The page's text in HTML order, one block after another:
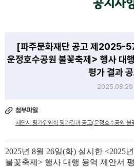
공지사
[파주문화재단 공고 제2025-
운정호수공원 불꽃축제> 행사 대
평가 결과
2025.08.29
첨부파일
제안서 평가위원회 평가결과 공고(운정호수공원
2025년 8월 26일(화) 실시한 <2025
불꽃축제> 행사 대행 용역 제안서